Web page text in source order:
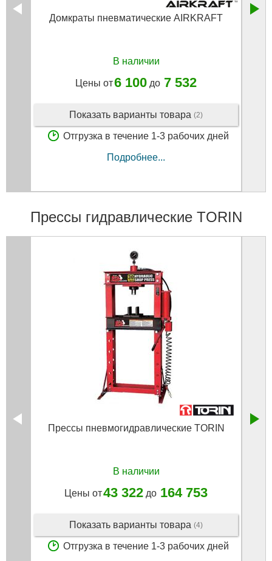
Домкраты пневматические AIRKRAFT
В наличии
Цены от6 100 до 7 532
Показать варианты товара (2)
Отгрузка в течение 1-3 рабочих дней
Подробнее...
Прессы гидравлические TORIN
Прессы пневмогидравлические TORIN
В наличии
Цены от43 322 до 164 753
Показать варианты товара (4)
Отгрузка в течение 1-3 рабочих дней